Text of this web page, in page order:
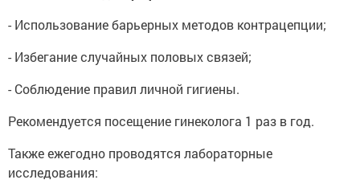
- Использование барьерных методов контрацепции;
- Избегание случайных половых связей;
- Соблюдение правил личной гигиены.
Рекомендуется посещение гинеколога 1 раз в год.
Также ежегодно проводятся лабораторные
исследования: